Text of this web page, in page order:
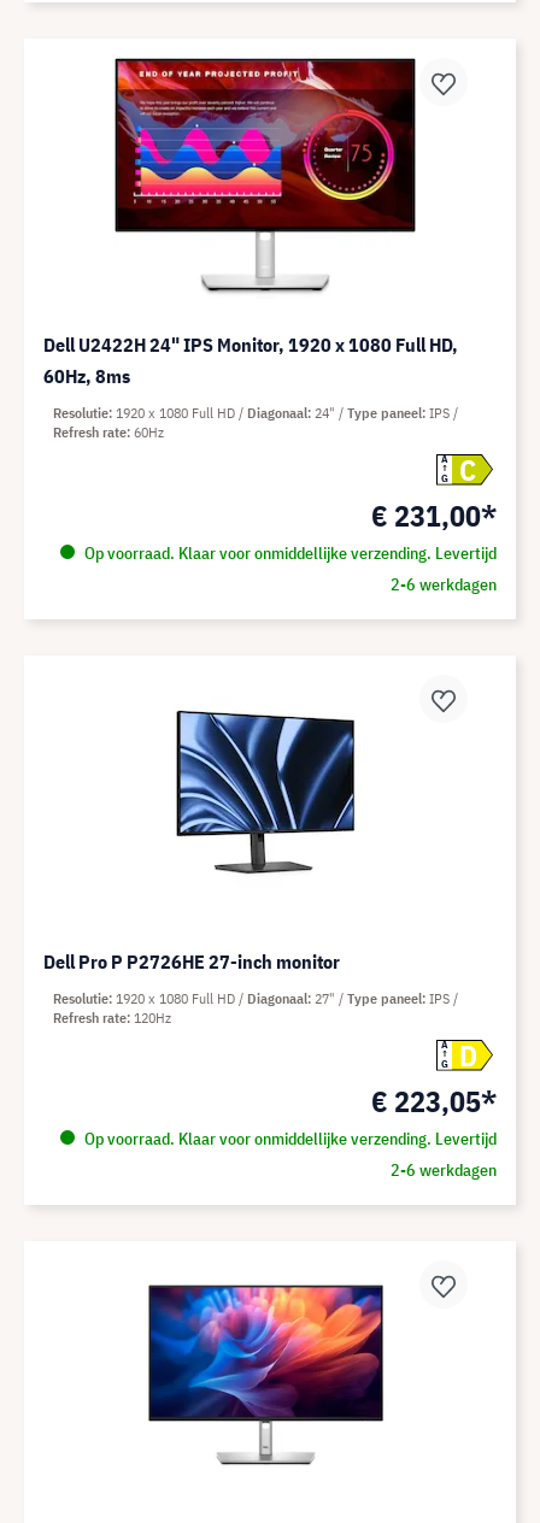
Dell U2422H 24" IPS Monitor, 1920 x 1080 Full HD,
60Hz, 8ms
A
G
C
€ 231,00*
Op voorraad. Klaar voor onmiddellijke verzending. Levertijd
2-6 werkdagen
Resolutie 1920 x 1080 Full HD Diagonaal 24" Type paneel IPS
Refresh rate 60Hz
Dell Pro P P2726HE 27-inch monitor
A
G
D
€ 223,05*
Op voorraad. Klaar voor onmiddellijke verzending. Levertijd
2-6 werkdagen
Resolutie 1920 x 1080 Full HD Diagonaal 27" Type paneel IPS
Refresh rate 120Hz